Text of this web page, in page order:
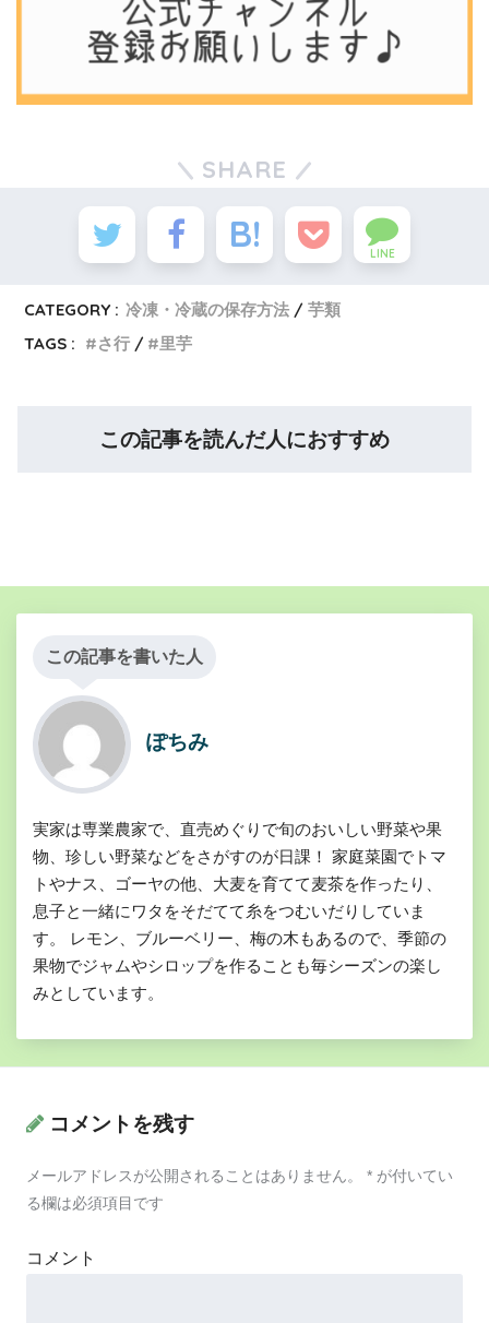
SHARE
LINE
CATEGORY : 冷凍・冷蔵の保存方法
芋類
TAGS :
さ行 里芋
この記事を読んだ人におすすめ
この記事を書いた人
ぽちみ
実家は専業農家で、直売めぐりで旬のおいしい野菜や果
物、珍しい野菜などをさがすのが日課！ 家庭菜園でトマ
トやナス、ゴーヤの他、大麦を育てて麦茶を作ったり、
息子と一緒にワタをそだてて糸をつむいだりしていま
す。 レモン、ブルーベリー、梅の木もあるので、季節の
果物でジャムやシロップを作ることも毎シーズンの楽し
みとしています。
コメントを残す
メールアドレスが公開されることはありません。 * が付いてい
る欄は必須項目です
コメント